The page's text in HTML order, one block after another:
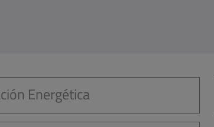
Energética